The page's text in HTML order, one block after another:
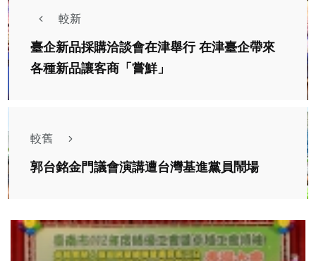
較新
臺企新品採購洽談會在津舉行 在津臺企帶來
各種新品讓客商「嘗鮮」
較舊
郭台銘金門議會演講遭台灣基進黨員鬧場